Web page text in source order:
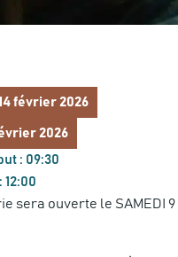
février 2026
2026
: 09:30
12:00
sera ouverte le SAMEDI 9